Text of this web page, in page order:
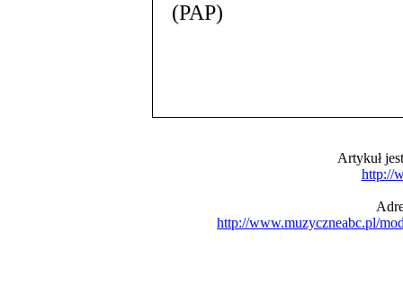
(PAP)
Artykuł
http://
http://www.muzyczneabc.pl/